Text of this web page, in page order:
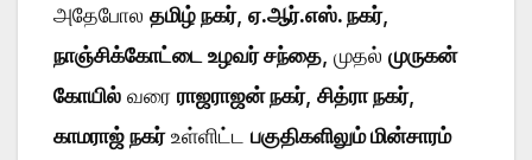
அதேபோல தமிழ் நகர், ஏ.ஆர்.எஸ். நகர்,
நாஞ்சிக்கோட்டை உழவர் சந்தை , முதல் முருகன்
கோயில் வரை ராஜராஜன் நகர், சித்ரா நகர்,
காமராஜ் நகர்உள்ளிட்ட பகுதிகளிலும் மின்சாரம்